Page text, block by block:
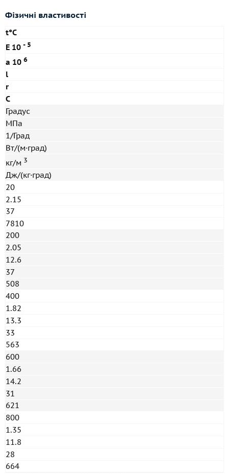
Фізичні властивості
t°С
E 10 - 5
a 10 6
l
r
C
Градус
МПа
1/Град
Вт/(м·град)
кг/м 3
Дж/(кг·град)
20
2.15
37
7810
200
2.05
12.6
37
508
400
1.82
13.3
33
563
600
1.66
14.2
31
621
800
1.35
11.8
28
664